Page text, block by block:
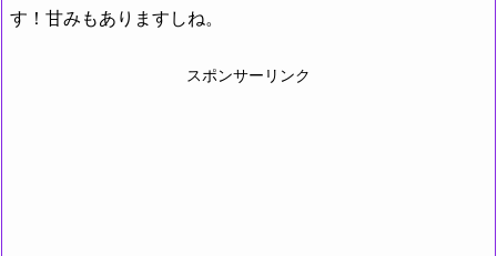
す！甘みもありますしね。
スポンサーリンク